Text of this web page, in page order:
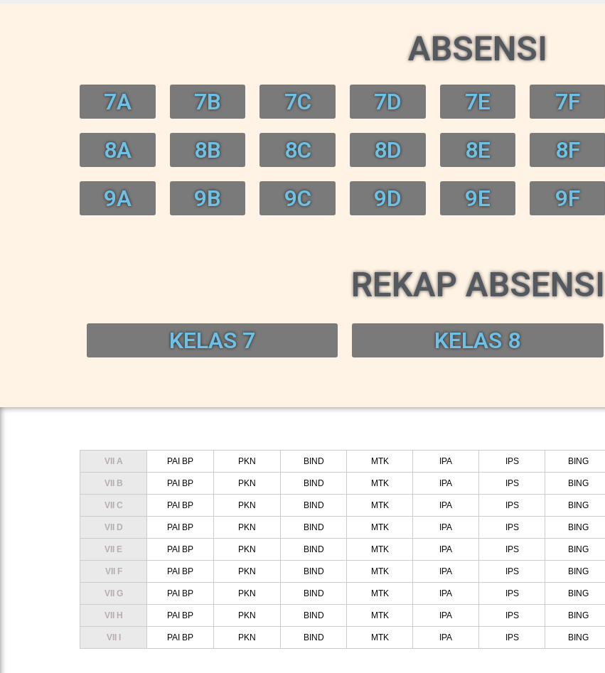
ABSENSI
7A
8A
9A
7B
8B
9B
7C
8C
9C
7D
8D
9D
7E
8E
9E
7F
8F
9F
REKAP ABSENSI
KELAS 7 KELAS 8
VII A PAI BP PKN BIND MTK IPA IPS BING
VII B PAI BP PKN BIND MTK IPA IPS BING
VII C PAI BP PKN BIND MTK IPA IPS BING
VII D PAI BP PKN BIND MTK IPA IPS BING
VII E PAI BP PKN BIND MTK IPA IPS BING
VII F PAI BP PKN BIND MTK IPA IPS BING
VII G PAI BP PKN BIND MTK IPA IPS BING
VII H PAI BP PKN BIND MTK IPA IPS BING
VII I PAI BP PKN BIND MTK IPA IPS BING